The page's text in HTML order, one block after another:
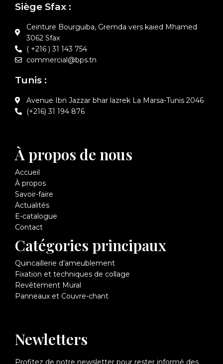
Siège Sfax :
Ceinture Bourguiba, Gremda vers kaied Mhamed
3062 Sfax
( +216 ) 31 143 754
commercial@bps.tn
Tunis :
Avenue Ibn Jazzar bhar lazrek La Marsa-Tunis 2046
(+216) 31 194 876
À propos de nous
Accueil
À propos
Savoir-faire
Actualités
E-catalogue
Contact
Catégories principaux
Quincaillerie d’ameublement
Fixation et techniques de collage
Revêtement Mural
Panneaux et Couvre-chant
Newletters
Profitez de notre newsletter pour rester informé des